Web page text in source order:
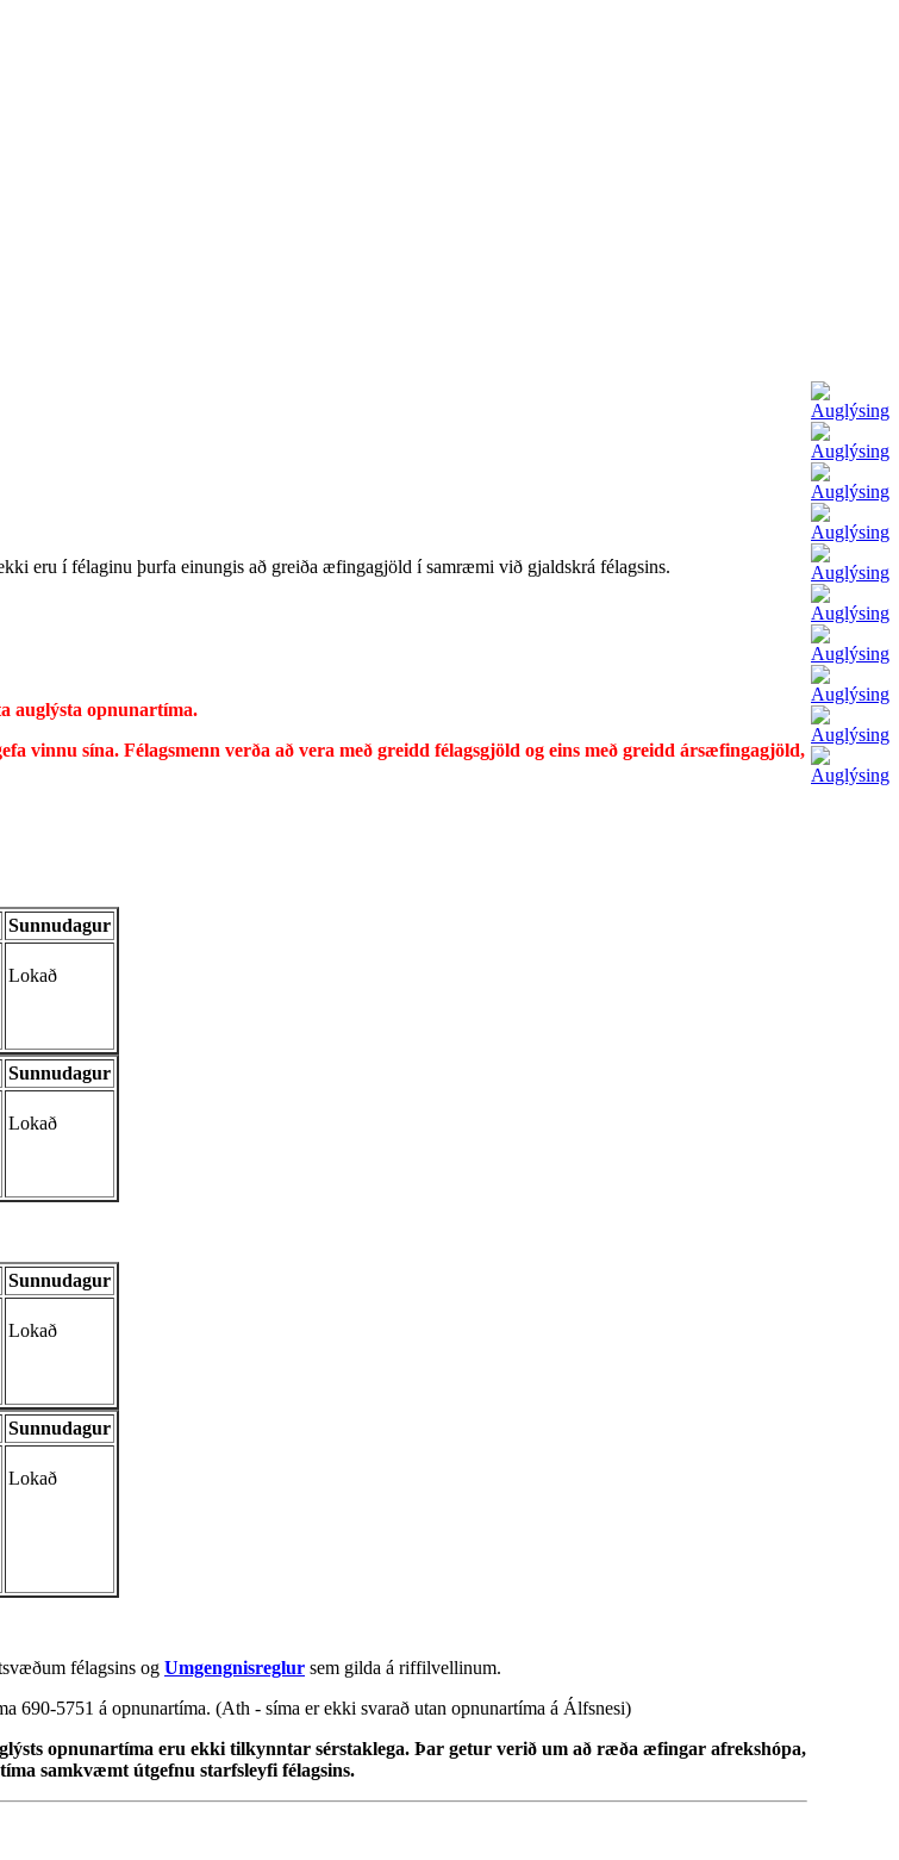
eru í félaginu þurfa einungis að greiða æfingagjöld í samræmi við gjaldskrá félagsins.
auglýsta opnunartíma.
vinnu sína. Félagsmenn verða að vera með greidd félagsgjöld og eins með greidd ársæfingagjöld,
Sunnudagur
Lokað
Sunnudagur
Lokað
Sunnudagur
Lokað
Sunnudagur
Lokað
félagsins og Umgengnisreglur sem gilda á riffilvellinum.
5751 á opnunartíma. (Ath - síma er ekki svarað utan opnunartíma á Álfsnesi)
opnunartíma eru ekki tilkynntar sérstaklega. Þar getur verið um að ræða æfingar afrekshópa,
samkvæmt útgefnu starfsleyfi félagsins.